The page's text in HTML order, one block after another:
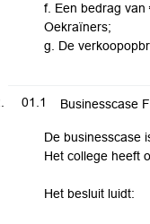
f. Een bedrag
Oekraïners;
g. De
01.1 Businesscase
De businesscase
Het college heeft
Het besluit luidt: